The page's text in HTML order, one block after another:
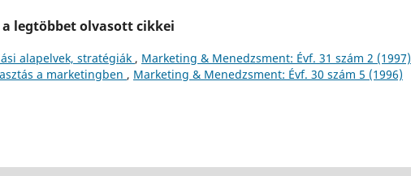
legtöbbet olvasott cikkei
alapelvek, stratégiák , Marketing & Menedzsment: Évf. 31 szám 2 (1997)
a marketingben , Marketing & Menedzsment: Évf. 30 szám 5 (1996)